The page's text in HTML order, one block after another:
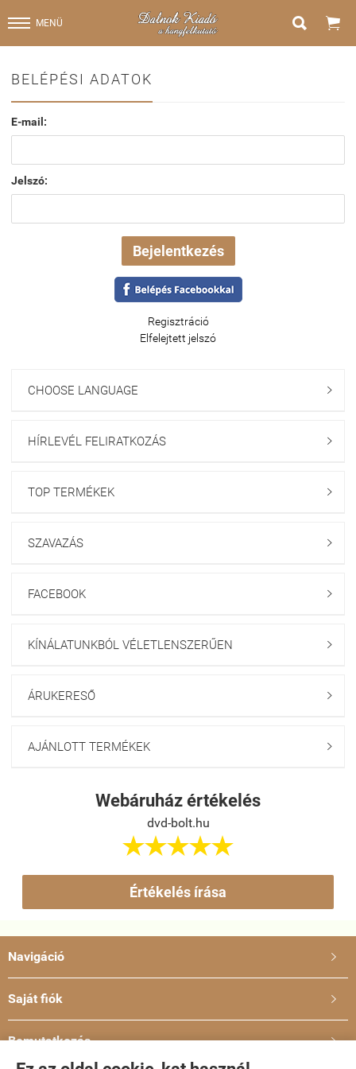
MENÜ  
BELÉPÉSI ADATOK
E-mail:
Jelszó:
Regisztráció
Elfelejtett jelszó
CHOOSE LANGUAGE 
HÍRLEVÉL FELIRATKOZÁS 
TOP TERMÉKEK 
SZAVAZÁS 
FACEBOOK 
KÍNÁLATUNKBÓL VÉLETLENSZERŰEN 
ÁRUKERESŐ 
AJÁNLOTT TERMÉKEK 
Webáruház értékelés
dvd-bolt.hu

Értékelés írása
Navigáció 
Saját fiók 
Bemutatkozás 